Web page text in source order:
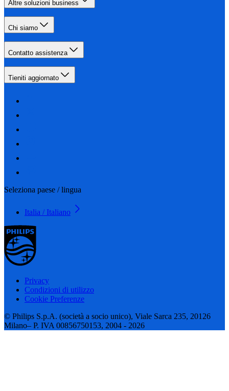
Altre soluzioni business
Chi siamo
Contatto assistenza
Tieniti aggiornato
Seleziona paese / lingua
Italia / Italiano
Privacy
Condizioni di utilizzo
Cookie Preferenze
© Philips S.p.A. (società a socio unico), Viale Sarca 235, 20126
Milano– P. IVA 00856750153, 2004 - 2026